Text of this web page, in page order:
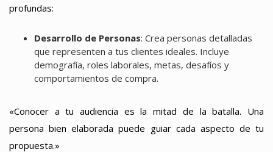
profundas:
Desarrollo de Personas: Crea personas detalladas
que representen a tus clientes ideales. Incluye
demografía, roles laborales, metas, desafíos y
comportamientos de compra.
«Conocer a tu audiencia es la mitad de la batalla. Una
persona bien elaborada puede guiar cada aspecto de tu
propuesta.»